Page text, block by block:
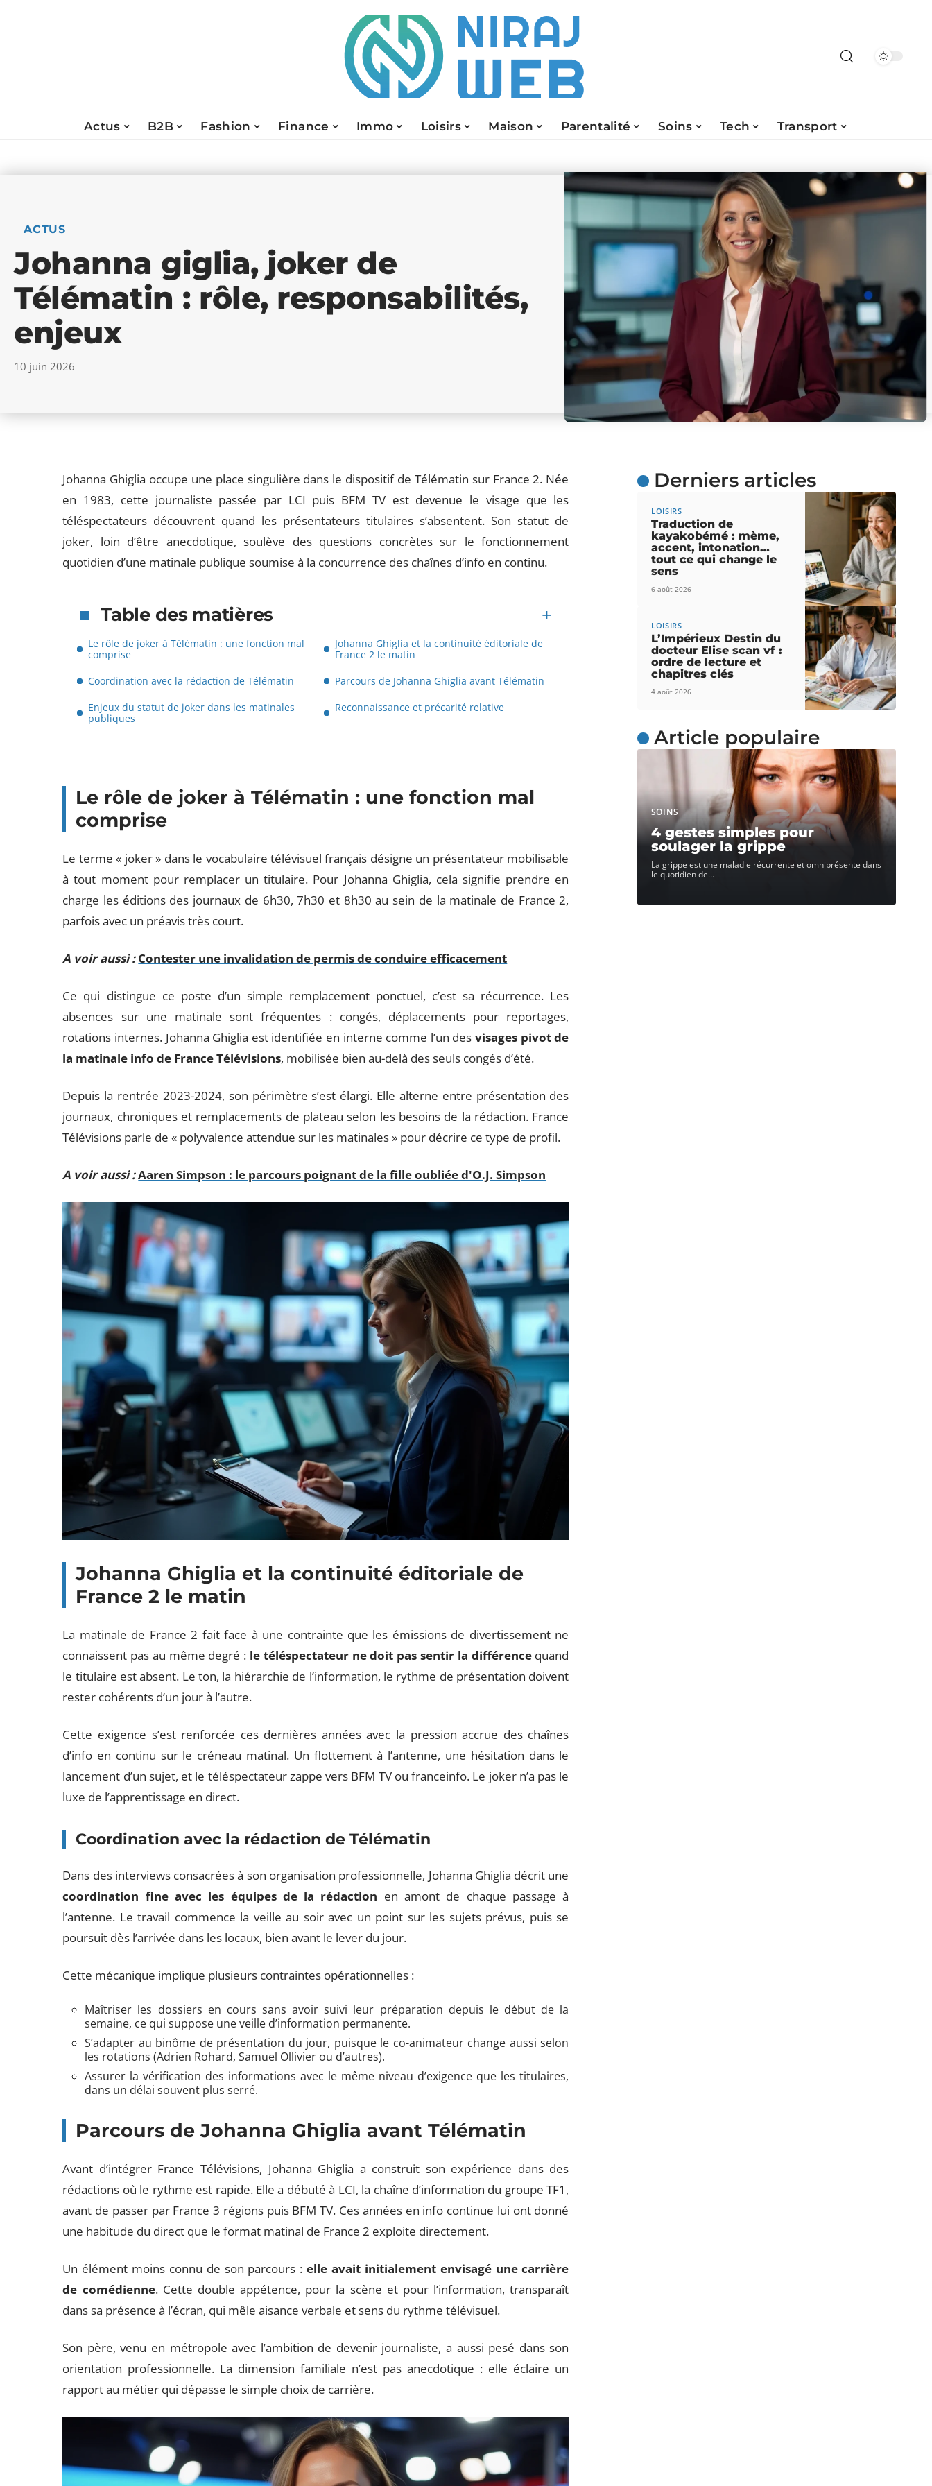
Actus B2B Fashion Finance Immo Loisirs Maison Parentalité Soins Tech Transport
ACTUS
Johanna giglia, joker de
Télématin : rôle, responsabilités,
enjeux
10 juin 2026
Johanna Ghiglia occupe une place singulière dans le dispositif de Télématin sur France 2. Née
en 1983, cette journaliste passée par LCI puis BFM TV est devenue le visage que les
téléspectateurs découvrent quand les présentateurs titulaires s’absentent. Son statut de
joker, loin d’être anecdotique, soulève des questions concrètes sur le fonctionnement
quotidien d’une matinale publique soumise à la concurrence des chaînes d’info en continu.
Table des matières
Le rôle de joker à Télématin : une fonction mal
comprise
Johanna Ghiglia et la continuité éditoriale de
France 2 le matin
Coordination avec la rédaction de Télématin
Parcours de Johanna Ghiglia avant Télématin
Enjeux du statut de joker dans les matinales
publiques
Reconnaissance et précarité relative
Le rôle de joker à Télématin : une fonction mal
comprise
Le terme « joker » dans le vocabulaire télévisuel français désigne un présentateur mobilisable
à tout moment pour remplacer un titulaire. Pour Johanna Ghiglia, cela signifie prendre en
charge les éditions des journaux de 6h30, 7h30 et 8h30 au sein de la matinale de France 2,
parfois avec un préavis très court.
A voir aussi : Contester une invalidation de permis de conduire efficacement
Ce qui distingue ce poste d’un simple remplacement ponctuel, c’est sa récurrence. Les
absences sur une matinale sont fréquentes : congés, déplacements pour reportages,
rotations internes. Johanna Ghiglia est identifiée en interne comme l’un desvisages pivot de
la matinale info de France Télévisions, mobilisée bien au-delà des seuls congés d’été.
Depuis la rentrée 2023-2024, son périmètre s’est élargi. Elle alterne entre présentation des
journaux, chroniques et remplacements de plateau selon les besoins de la rédaction. France
Télévisions parle de « polyvalence attendue sur les matinales » pour décrire ce type de profil.
A voir aussi :Aaren Simpson : le parcours poignant de la fille oubliée d'O.J. Simpson
Johanna Ghiglia et la continuité éditoriale de
France 2 le matin
La matinale de France 2 fait face à une contrainte que les émissions de divertissement ne
connaissent pas au même degré : le téléspectateur ne doit pas sentir la différencequand
le titulaire est absent. Le ton, la hiérarchie de l’information, le rythme de présentation doivent
rester cohérents d’un jour à l’autre.
Cette exigence s’est renforcée ces dernières années avec la pression accrue des chaînes
d’info en continu sur le créneau matinal. Un flottement à l’antenne, une hésitation dans le
lancement d’un sujet, et le téléspectateur zappe vers BFM TV ou franceinfo. Le joker n’a pas le
luxe de l’apprentissage en direct.
Coordination avec la rédaction de Télématin
Dans des interviews consacrées à son organisation professionnelle, Johanna Ghiglia décrit une
coordination fine avec les équipes de la rédaction en amont de chaque passage à
l’antenne. Le travail commence la veille au soir avec un point sur les sujets prévus, puis se
poursuit dès l’arrivée dans les locaux, bien avant le lever du jour.
Cette mécanique implique plusieurs contraintes opérationnelles :
Maîtriser les dossiers en cours sans avoir suivi leur préparation depuis le début de la
semaine, ce qui suppose une veille d’information permanente.
S’adapter au binôme de présentation du jour, puisque le co-animateur change aussi selon
les rotations (Adrien Rohard, Samuel Ollivier ou d’autres).
Assurer la vérification des informations avec le même niveau d’exigence que les titulaires,
dans un délai souvent plus serré.
Parcours de Johanna Ghiglia avant Télématin
Avant d’intégrer France Télévisions, Johanna Ghiglia a construit son expérience dans des
rédactions où le rythme est rapide. Elle a débuté à LCI, la chaîne d’information du groupe TF1,
avant de passer par France 3 régions puis BFM TV. Ces années en info continue lui ont donné
une habitude du direct que le format matinal de France 2 exploite directement.
Un élément moins connu de son parcours :elle avait initialement envisagé une carrière
de comédienne. Cette double appétence, pour la scène et pour l’information, transparaît
dans sa présence à l’écran, qui mêle aisance verbale et sens du rythme télévisuel.
Son père, venu en métropole avec l’ambition de devenir journaliste, a aussi pesé dans son
orientation professionnelle. La dimension familiale n’est pas anecdotique : elle éclaire un
rapport au métier qui dépasse le simple choix de carrière.
Derniers articles
LOISIRS
Traduction de
kayakobémé : mème,
accent, intonation…
tout ce qui change le
sens
6 août 2026
LOISIRS
L’Impérieux Destin du
docteur Elise scan vf :
ordre de lecture et
chapitres clés
4 août 2026
Article populaire
SOINS
4 gestes simples pour
soulager la grippe
La grippe est une maladie récurrente et omniprésente dans
le quotidien de…